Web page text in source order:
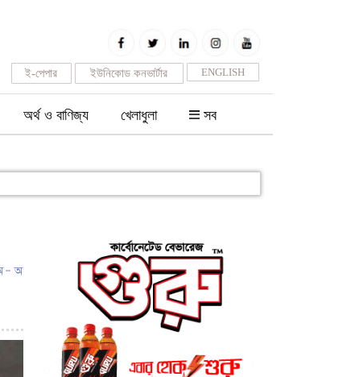
ENGLISH
ইউনিকোড কনভার্টার
ই-পেপার
অর্থ ও বাণিজ্য খেলাধুলা সব